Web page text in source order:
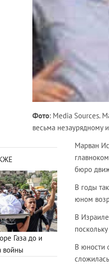
Фото: Media Sources.
весьма незаурядному
Газа до и
войны
Марван
бюро
В годы
юном
В
В юности